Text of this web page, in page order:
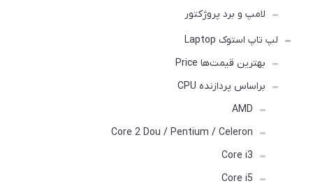
لامپ و برد پروژکتور
لپ تاپ استوک Laptop
بهترین قیمت‌ها Price
براساس پردازنده CPU
AMD
Core 2 Dou / Pentium / Celeron
Core i3
Core i5